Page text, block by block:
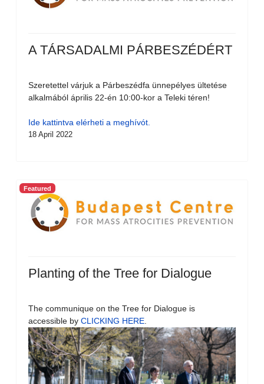
A TÁRSADALMI PÁRBESZÉDÉRT
Szeretettel várjuk a Párbeszédfa ünnepélyes ültetése
alkalmából április 22-én 10:00-kor a Teleki téren!
Ide kattintva elérheti a meghívót.
18 April 2022
Featured
Planting of the Tree for Dialogue
The communique on the Tree for Dialogue is
accessible by CLICKING HERE